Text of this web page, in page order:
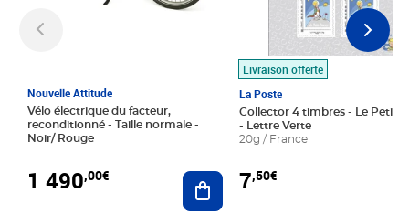
Nouvelle Attitude
Vélo électrique du facteur,
reconditionné - Taille normale -
Noir/ Rouge
1 490,00€ Ajouter au panier
Livraison offerte
La Poste
Collector 4 timbres - Le Petit
- Lettre Verte
20g / France
7,50€